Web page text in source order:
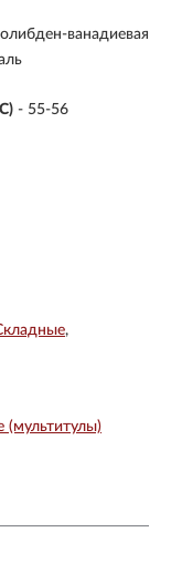
ванадиевая
- 55-56
(мультитулы)